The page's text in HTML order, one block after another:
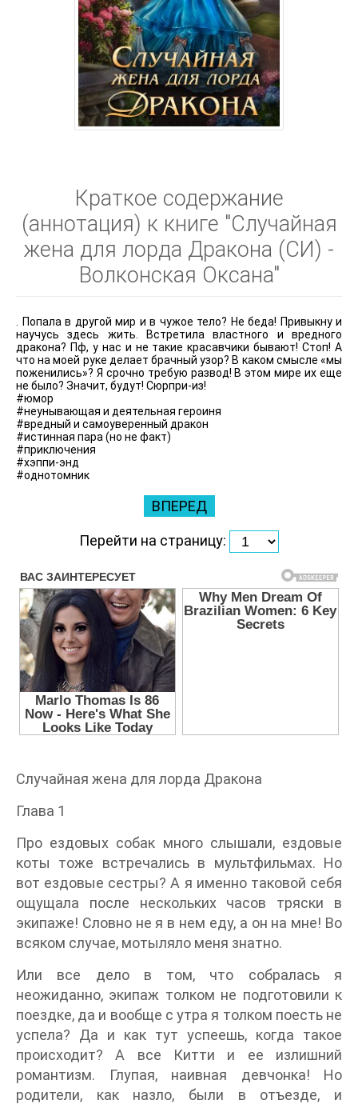
Краткое содержание
(аннотация) к книге "Случайная
жена для лорда Дракона (СИ) -
Волконская Оксана"
. Попала в другой мир и в чужое тело? Не беда! Привыкну и
научусь здесь жить. Встретила властного и вредного
дракона? Пф, у нас и не такие красавчики бывают! Стоп! А
что на моей руке делает брачный узор? В каком смысле «мы
поженились»? Я срочно требую развод! В этом мире их еще
не было? Значит, будут! Сюрпри-из!
#юмор
#неунывающая и деятельная героиня
#вредный и самоуверенный дракон
#истинная пара (но не факт)
#приключения
#хэппи-энд
#однотомник
ВПЕРЕД
Перейти на страницу:
Случайная жена для лорда Дракона
Глава 1
Про ездовых собак много слышали, ездовые
коты тоже встречались в мультфильмах. Но
вот ездовые сестры? А я именно таковой себя
ощущала после нескольких часов тряски в
экипаже! Словно не я в нем еду, а он на мне! Во
всяком случае, мотыляло меня знатно.
Или все дело в том, что собралась я
неожиданно, экипаж толком не подготовили к
поездке, да и вообще с утра я толком поесть не
успела? Да и как тут успеешь, когда такое
происходит? А все Китти и ее излишний
романтизм. Глупая, наивная девчонка! Но
родители, как назло, были в отъезде, и